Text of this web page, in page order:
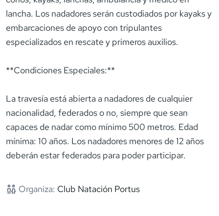
lancha. Los nadadores serán custodiados por kayaks y
embarcaciones de apoyo con tripulantes
especializados en rescate y primeros auxilios.
**Condiciones Especiales:**
La travesía está abierta a nadadores de cualquier
nacionalidad, federados o no, siempre que sean
capaces de nadar como mínimo 500 metros. Edad
mínima: 10 años. Los nadadores menores de 12 años
deberán estar federados para poder participar.
Organiza: Club Natación Portus